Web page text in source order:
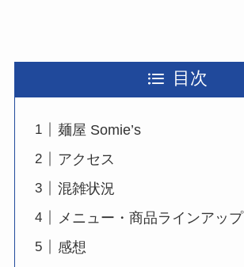
目次
麺屋 Somie’s
アクセス
混雑状況
メニュー・商品ラインアップ
感想